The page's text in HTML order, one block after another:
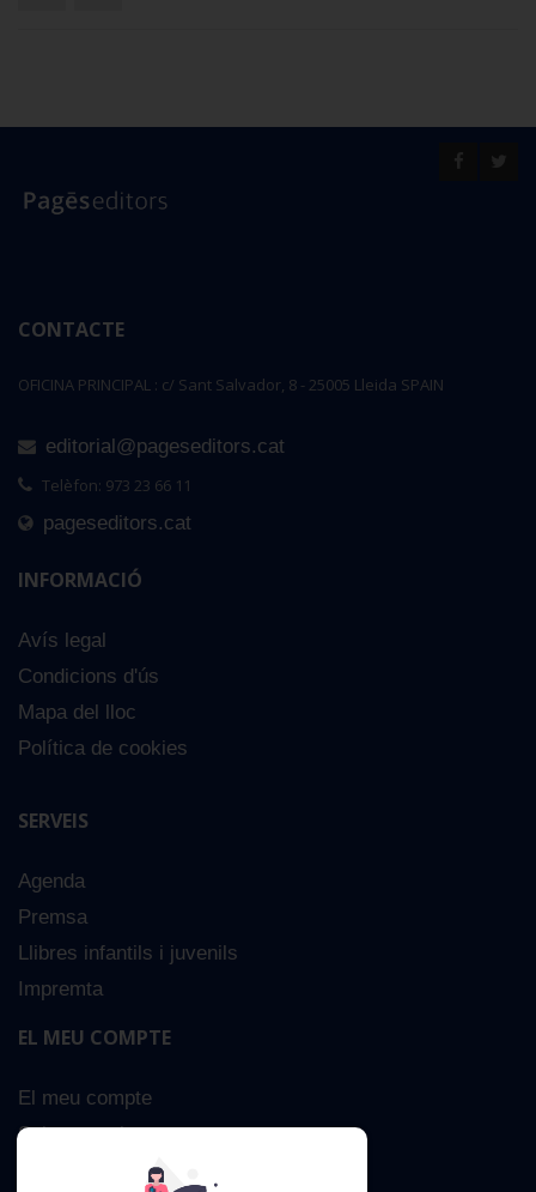
CONTACTE
OFICINA PRINCIPAL : c/ Sant Salvador, 8 - 25005 Lleida SPAIN
editorial@pageseditors.cat
Telèfon: 973 23 66 11
pageseditors.cat
INFORMACIÓ
Avís legal
Condicions d'ús
Mapa del lloc
Política de cookies
SERVEIS
Agenda
Premsa
Llibres infantils i juvenils
Impremta
EL MEU COMPTE
El meu compte
Sobre nosaltres
Cerca Avançada